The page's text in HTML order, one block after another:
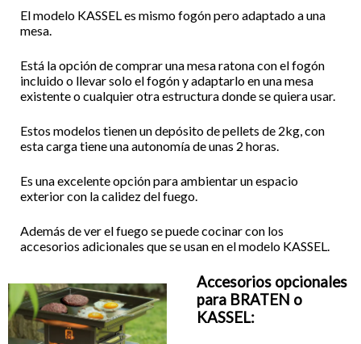
El modelo KASSEL es mismo fogón pero adaptado a una
mesa.
Está la opción de comprar una mesa ratona con el fogón
incluido o llevar solo el fogón y adaptarlo en una mesa
existente o cualquier otra estructura donde se quiera usar.
Estos modelos tienen un depósito de pellets de 2kg, con
esta carga tiene una autonomía de unas 2 horas.
Es una excelente opción para ambientar un espacio
exterior con la calidez del fuego.
Además de ver el fuego se puede cocinar con los
accesorios adicionales que se usan en el modelo KASSEL.
Accesorios opcionales
para BRATEN o
KASSEL: